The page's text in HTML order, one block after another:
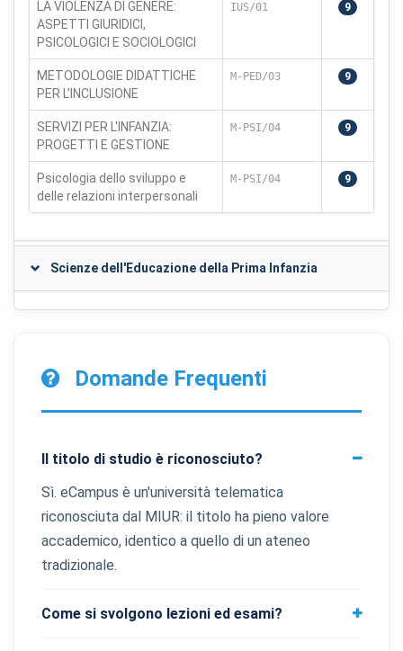
LA VIOLENZA DI GENERE:
ASPETTI GIURIDICI,
PSICOLOGICI E SOCIOLOGICI
IUS/01 9
METODOLOGIE DIDATTICHE
PER L'INCLUSIONE
M-PED/03 9
SERVIZI PER L'INFANZIA:
PROGETTI E GESTIONE
M-PSI/04 9
Psicologia dello sviluppo e
delle relazioni interpersonali
M-PSI/04 9
Scienze dell'Educazione della Prima Infanzia
Domande Frequenti
Il titolo di studio è riconosciuto?
Sì. eCampus è un'università telematica
riconosciuta dal MIUR: il titolo ha pieno valore
accademico, identico a quello di un ateneo
tradizionale.
Come si svolgono lezioni ed esami?